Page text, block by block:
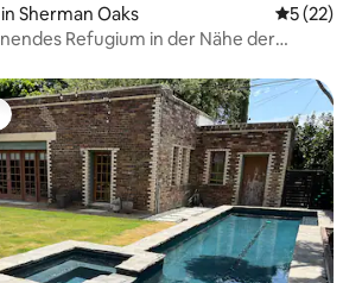
Sherman Oaks
5 (22)
Refugium in der Nähe der